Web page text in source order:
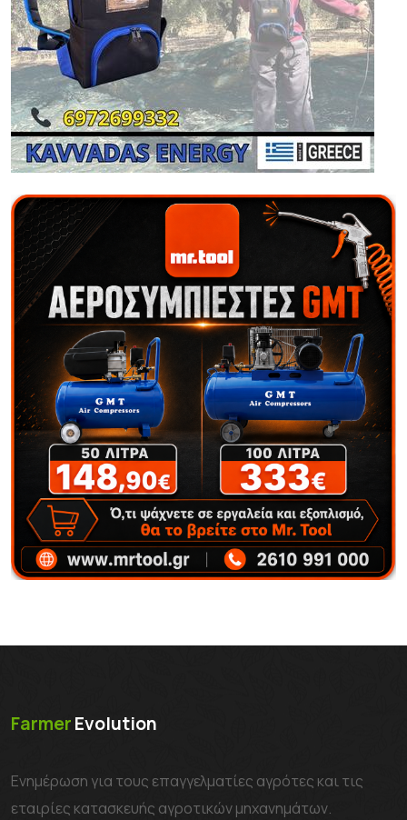
FarmerEvolution
Ενημέρωση για τους επαγγελματίες αγρότες και τις
εταιρίες κατασκευής αγροτικών μηχανημάτων.